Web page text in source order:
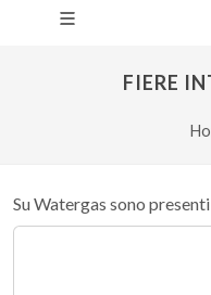
FIERE
Su Watergas sono presenti